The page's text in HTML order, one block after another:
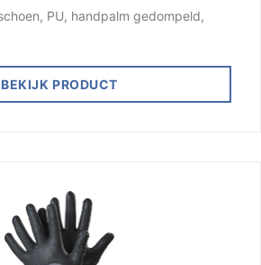
PU, handpalm gedompeld,
BEKIJK PRODUCT